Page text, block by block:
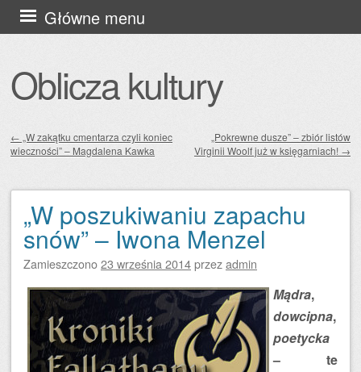
Oblicza kultury
Główne menu
Przejdź
do
Zobacz wpisy
← „W zakątku cmentarza czyli koniec
wieczności” – Magdalena Kawka
„Pokrewne dusze” – zbiór listów
Virginii Woolf już w księgarniach! →
„W poszukiwaniu zapachu
snów” – Iwona Menzel
Zamieszczono23 września 2014przezadmin
Mądra,
dowcipna,
poetycka
– te